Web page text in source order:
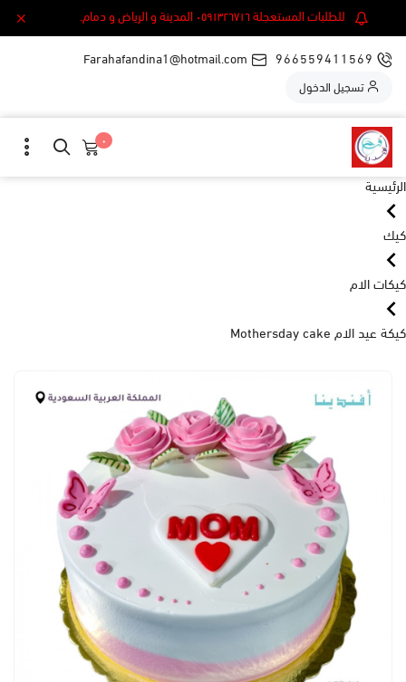
للطلبات المستعجلة ٠٥٩١٣٢٦٧١٦ المدينة و الرياض و دمام.
966559411569
Farahafandina1@hotmail.com
تسجيل الدخول
٠
الرئيسية
كيك
كيكات الام
كيكة عيد الام Mothersday cake